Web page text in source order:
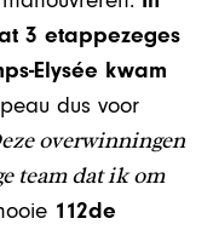
3 etappezeges
Elysée kwam
dus voor
overwinningen
team dat ik om
112de